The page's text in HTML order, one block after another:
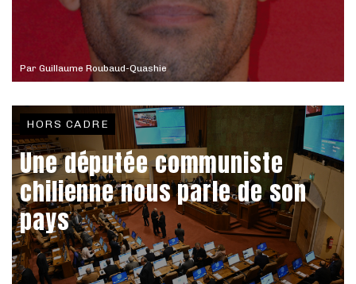
Par Guillaume Roubaud-Quashie
HORS CADRE
Une députée communiste
chilienne nous parle de son
pays